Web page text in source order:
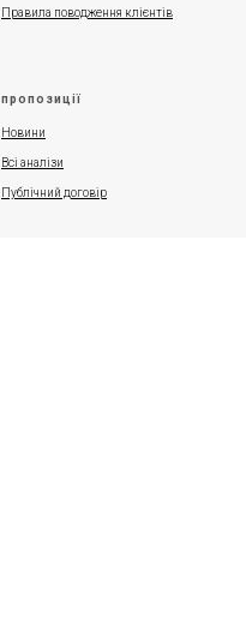
Правила поводження клієнтів
пропозиції
Новини
Всі аналізи
Публічний договір